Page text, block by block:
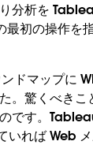
分析を
最初の操作を
ドマップに
。驚くべきこ
です。
いれば Web